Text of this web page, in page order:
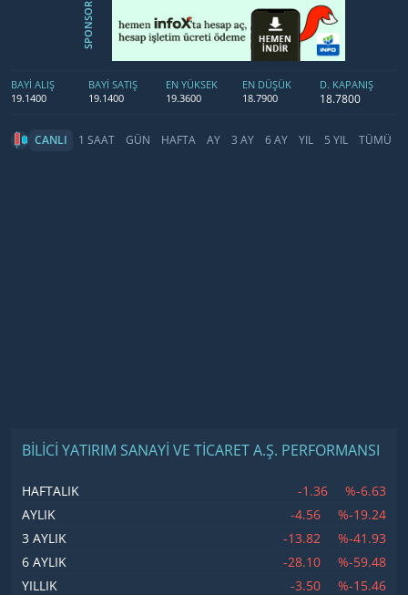
SPONSOR
BAYİ ALIŞ
19.1400
BAYİ SATIŞ
19.1400
EN YÜKSEK
19.3600
EN DÜŞÜK
18.7900
D. KAPANIŞ
18.7800
CANLI 1 SAAT GÜN HAFTA AY 3 AY 6 AY YIL 5 YIL TÜMÜ
BİLİCİ YATIRIM SANAYİ VE TİCARET A.Ş. PERFORMANSI
HAFTALIK -1.36
%-6.63
AYLIK
-4.56
%-19.24
3 AYLIK
-13.82
%-41.93
6 AYLIK
-28.10
%-59.48
YILLIK
-3.50
%-15.46